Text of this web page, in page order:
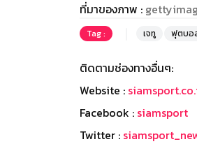
ที่มาของภาพ :
Tag : เจทู ฟุตบอ
ติดตามช่องทางอื่นๆ:
Website :
Facebook : siamsport
Twitter :